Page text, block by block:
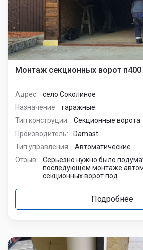
Монтаж секционных ворот п400
Адрес:
село Соколиное
Назначение:
гаражные
Тип конструции:
Секционные ворота
Производитель:
Damast
Тип управления:
Автоматические
Отзыв:
Серьезно нужно было
последующем монтаже
секционных ворот под ...
Подробнее